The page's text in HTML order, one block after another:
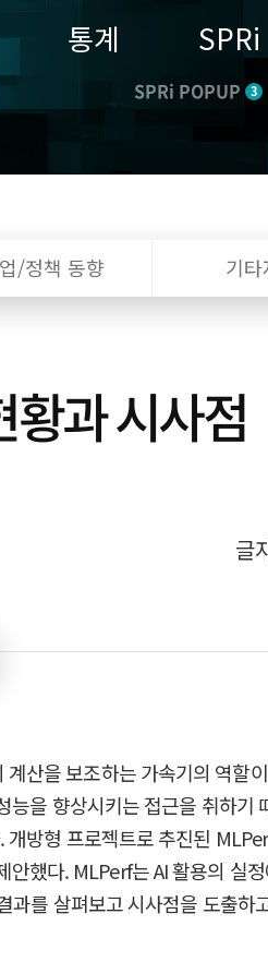
통계 SPRi
SPRi POPUP 3
/정책 동향 기
과 시사점
글
산을 보조하는 가속기의 역할
을 향상시키는 접근을 취하기
방형 프로젝트로 추진된
했다. MLPerf는 AI 활용의 실
과를 살펴보고 시사점을 도출하